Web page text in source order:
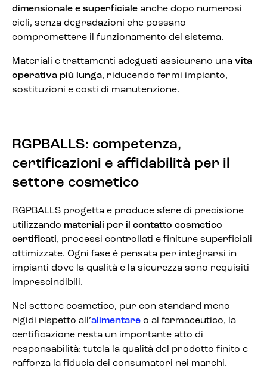
dimensionale e superficiale anche dopo numerosi
cicli, senza degradazioni che possano
compromettere il funzionamento del sistema.
Materiali e trattamenti adeguati assicurano una vita
operativa più lunga, riducendo fermi impianto,
sostituzioni e costi di manutenzione.
RGPBALLS: competenza,
certificazioni e affidabilità per il
settore cosmetico
RGPBALLS progetta e produce sfere di precisione
utilizzando materiali per il contatto cosmetico
certificati, processi controllati e finiture superficiali
ottimizzate. Ogni fase è pensata per integrarsi in
impianti dove la qualità e la sicurezza sono requisiti
imprescindibili.
Nel settore cosmetico, pur con standard meno
rigidi rispetto all’alimentare o al farmaceutico, la
certificazione resta un importante atto di
responsabilità: tutela la qualità del prodotto finito e
rafforza la fiducia dei consumatori nei marchi.